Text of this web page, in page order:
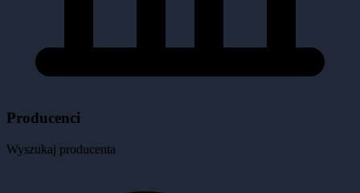
Producenci
Wyszukaj producenta